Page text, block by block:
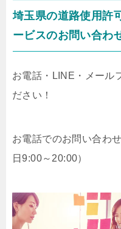
埼玉県の道路使用許
ービスのお問い合わ
お電話・LINE・メール
ださい！
お電話でのお問い合わ
日9:00～20:00）